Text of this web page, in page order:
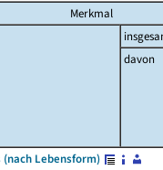
Merkmal
davon
Lebensform)